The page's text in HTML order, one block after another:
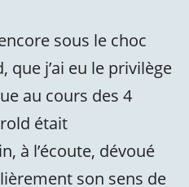
sous le choc
que j’ai eu le privilège
au cours des 4
était
à l’écoute, dévoué
son sens de